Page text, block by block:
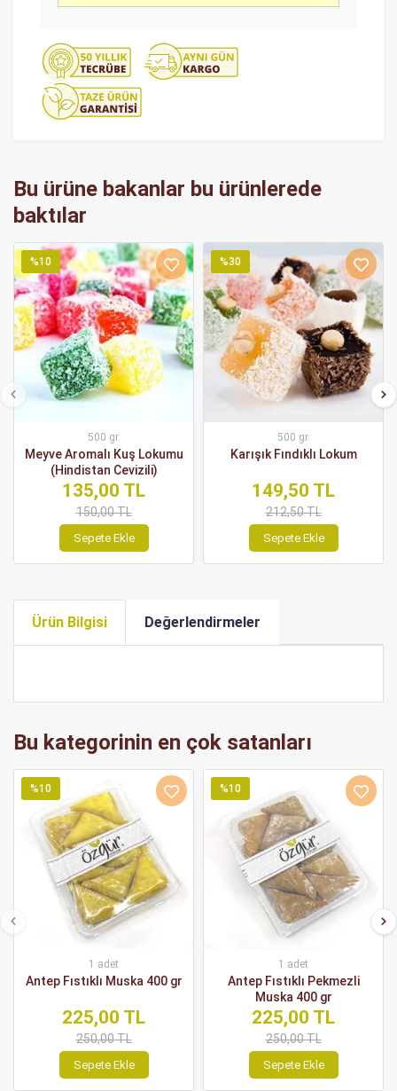
Bu ürüne bakanlar bu ürünlerede
baktılar
%10
500 gr.
Meyve Aromalı Kuş Lokumu
(Hindistan Cevizili)
135,00 TL
150,00 TL
Sepete Ekle
%30
500 gr.
Karışık Fındıklı Lokum
149,50 TL
212,50 TL
Sepete Ekle
Ürün Bilgisi Değerlendirmeler
Bu kategorinin en çok satanları
%10
1 adet
Antep Fıstıklı Muska 400 gr
225,00 TL
250,00 TL
Sepete Ekle
%10
1 adet
Antep Fıstıklı Pekmezli
Muska 400 gr
225,00 TL
250,00 TL
Sepete Ekle